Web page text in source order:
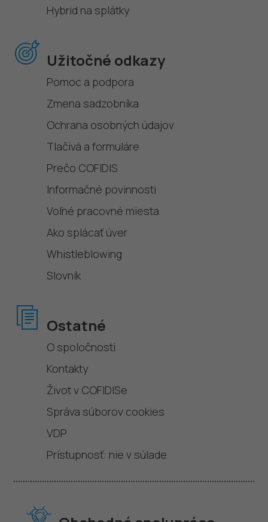
Hybrid na splátky
Užitočné odkazy
Pomoc a podpora
Zmena sadzobníka
Ochrana osobných údajov
Tlačivá a formuláre
Prečo COFIDIS
Informačné povinnosti
Voľné pracovné miesta
Ako splácať úver
Whistleblowing
Slovník
Ostatné
O spoločnosti
Kontakty
Život v COFIDISe
Správa súborov cookies
VDP
Prístupnosť: nie v súlade